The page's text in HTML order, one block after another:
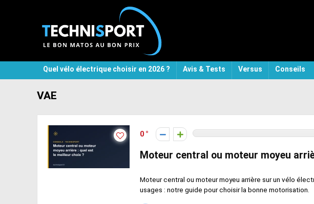
Quel vélo électrique choisir en 2026 ? Avis & Tests Versus Conseils
VAE
0
Moteur central ou moteur moyeu
Moteur central ou moteur moyeu arrière sur un vélo
usages : notre guide pour choisir la bonne motorisation.